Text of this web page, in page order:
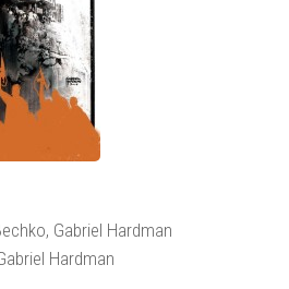
Gabriel Hardman
Hardman